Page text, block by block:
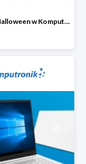
Okazje na Halloween w Komputronik do -80%